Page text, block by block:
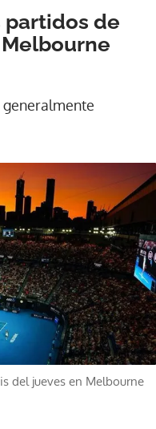
partidos de
generalmente
del jueves en Melbourne